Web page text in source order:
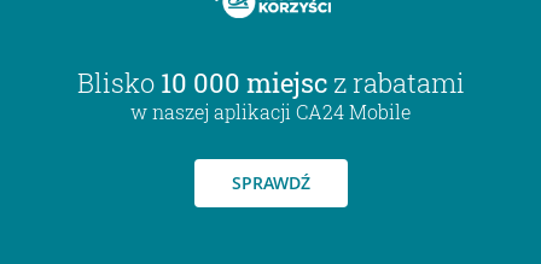
Blisko 10 000 miejsc z rabatami
w naszej aplikacji CA24 Mobile
SPRAWDŹ